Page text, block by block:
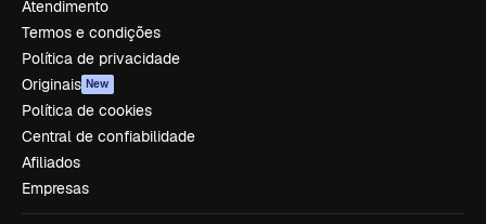
Atendimento
Termos e condições
Política de privacidade
Originais New
Política de cookies
Central de confiabilidade
Afiliados
Empresas